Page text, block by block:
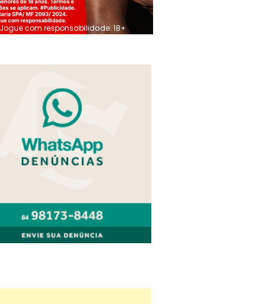
Jogue com responsabilidade. 18+